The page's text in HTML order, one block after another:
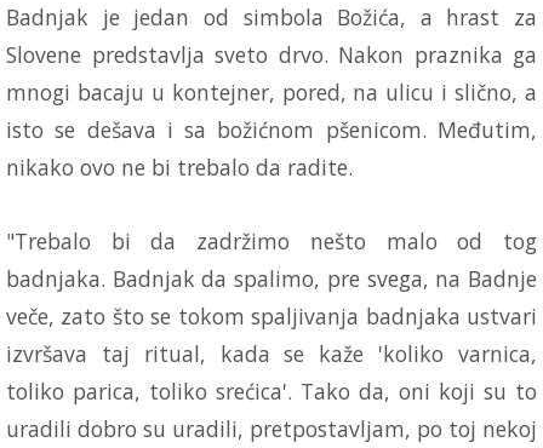
Badnjak je jedan od simbola Božića, a hrast za
Slovene predstavlja sveto drvo. Nakon praznika ga
mnogi bacaju u kontejner, pored, na ulicu i slično, a
isto se dešava i sa božićnom pšenicom. Međutim,
nikako ovo ne bi trebalo da radite.
"Trebalo bi da zadržimo nešto malo od tog
badnjaka. Badnjak da spalimo, pre svega, na Badnje
veče, zato što se tokom spaljivanja badnjaka ustvari
izvršava taj ritual, kada se kaže 'koliko varnica,
toliko parica, toliko srećica'. Tako da, oni koji su to
uradili dobro su uradili, pretpostavljam, po toj nekoj